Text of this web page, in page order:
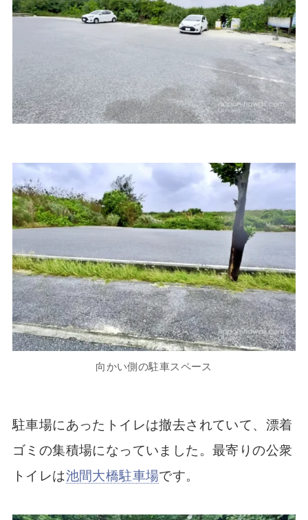
向かい側の駐車スペース
駐車場にあったトイレは撤去されていて、漂着
ゴミの集積場になっていました。最寄りの公衆
トイレは池間大橋駐車場です。